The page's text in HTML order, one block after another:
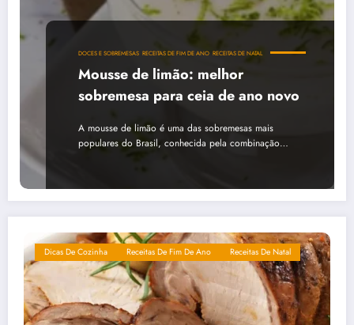
DOCES E SOBREMESAS RECEITAS DE FIM DE ANO RECEITAS DE NATAL
Mousse de limão: melhor
sobremesa para ceia de ano novo
A mousse de limão é uma das sobremesas mais
populares do Brasil, conhecida pela combinação…
Dicas De Cozinha Receitas De Fim De Ano Receitas De Natal